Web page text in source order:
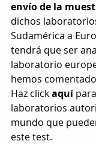
envío de la
dichos
Sudamérica a
tendrá que ser
laboratorio
hemos
Haz click aquí
laboratorios
mundo que
este test.